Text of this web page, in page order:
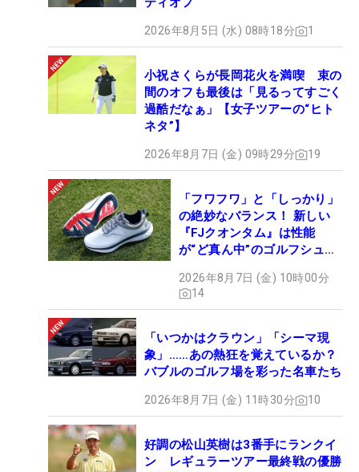
2026年8月5日 (水) 08時18分 1
小祝さくらが長岡花火を満喫 束の
間のオフも最後は「見るってすごく
過酷だなぁ」【女子ツアーの“ヒト
ネタ”】
2026年8月7日 (金) 09時29分 19
「フワフワ」と「しっかり」
の絶妙なバランス！ 新しい
『FJクオンタム』は性能
が“ど真ん中”のゴルフシュー
2026年8月7日 (金) 10時00分
14
「いつかはクラウン」「シーマ現
象」……あの熱狂を覚えているか？
バブルのゴルフ場を彩った名車たち
2026年8月7日 (金) 11時30分 10
好調の松山英樹は3番手にランクイ
ン レギュラーツアー最終戦の優勝